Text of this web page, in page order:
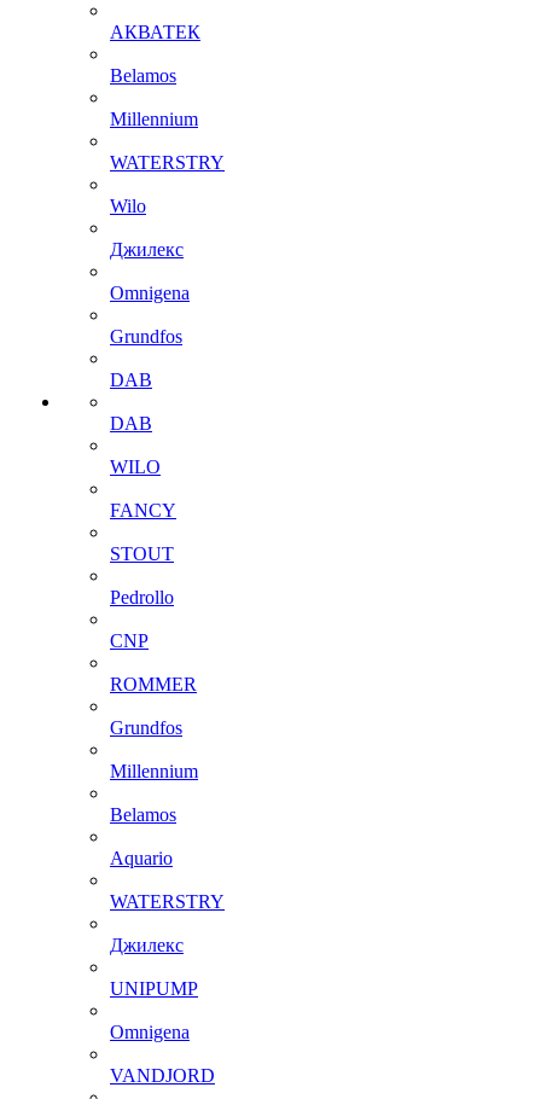
АКВАТЕК
Belamos
Millennium
WATERSTRY
Wilo
Джилекс
Omnigena
Grundfos
DAB
DAB
WILO
FANCY
STOUT
Pedrollo
CNP
ROMMER
Grundfos
Millennium
Belamos
Aquario
WATERSTRY
Джилекс
UNIPUMP
Omnigena
VANDJORD